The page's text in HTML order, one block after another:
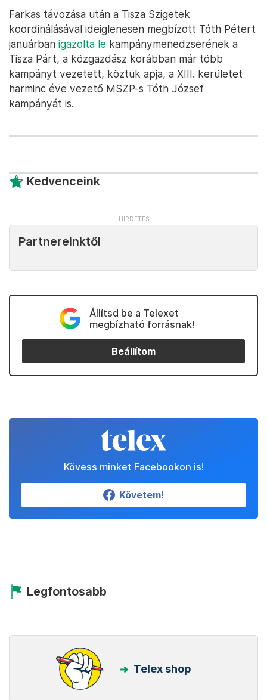
Farkas távozása után a Tisza Szigetek
koordinálásával ideiglenesen megbízott Tóth Pétert
januárban igazolta le kampánymenedzserének a
Tisza Párt, a közgazdász korábban már több
kampányt vezetett, köztük apja, a XIII. kerületet
harminc éve vezető MSZP-s Tóth József
kampányát is.
Kedvenceink
Partnereinktől
Állítsd be a Telexet
megbízható forrásnak!
Beállítom
Kövess minket Facebookon is!
Követem!
Legfontosabb
Telex shop